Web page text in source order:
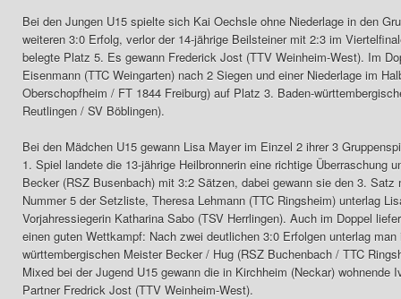
Bei den Jungen U15 spielte sich Kai Oechsle ohne Niederlage in den
weiteren 3:0 Erfolg, verlor der 14-jährige Beilsteiner mit 2:3 im
belegte Platz 5. Es gewann Frederick Jost (TTV Weinheim-West). Im
Eisenmann (TTC Weingarten) nach 2 Siegen und einer Niederlage im
Oberschopfheim / FT 1844 Freiburg) auf Platz 3. Baden-
Reutlingen / SV Böblingen).
Bei den Mädchen U15 gewann Lisa Mayer im Einzel 2 ihrer 3
1. Spiel landete die 13-jährige Heilbronnerin eine richtige Überraschung
Becker (RSZ Busenbach) mit 3:2 Sätzen, dabei gewann sie den 3.
Nummer 5 der Setzliste, Theresa Lehmann (TTC Ringsheim) unterlag
Vorjahressiegerin Katharina Sabo (TSV Herrlingen). Auch im Doppel
einen guten Wettkampf: Nach zwei deutlichen 3:0 Erfolgen unterlag
württembergischen Meister Becker / Hug (RSZ Buchenbach / TTC
Mixed bei der Jugend U15 gewann die in Kirchheim (Neckar) wohnende
Partner Fredrick Jost (TTV Weinheim-West).